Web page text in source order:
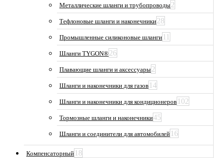
Металлические шланги и трубопроводы2
Тефлоновые шланги и наконечники28
Промышленные силиконовые шланги 11
Шланги TYGON®26
Плавающие шланги и аксессуары2
Шланги и наконечники для газов 14
Шланги и наконечники для кондиционеров 102
Тормозные шланги и наконечники45
Шланги и соединители для автомобилей 16
Компенсаторный 18